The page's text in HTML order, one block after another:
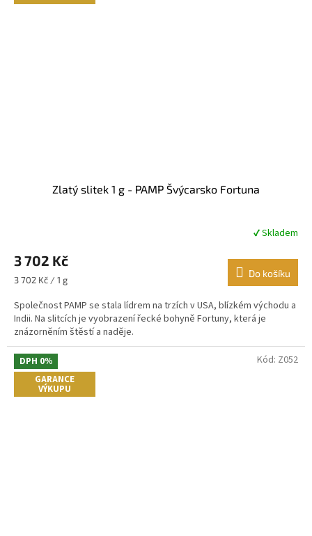
Zlatý slitek 1 g - PAMP Švýcarsko Fortuna
produktu
je
4,9
z
5
hvězdiček.
✔ Skladem
3 702 Kč
Měrná
3 702 Kč / 1 g
Do košíku
Společnost PAMP se stala lídrem na trzích v USA, blízkém východu a
Indii. Na slitcích je vyobrazení řecké bohyně Fortuny, která je
znázorněním štěstí a naděje.
DPH 0%
GARANCE
VÝKUPU
Kód: Z052